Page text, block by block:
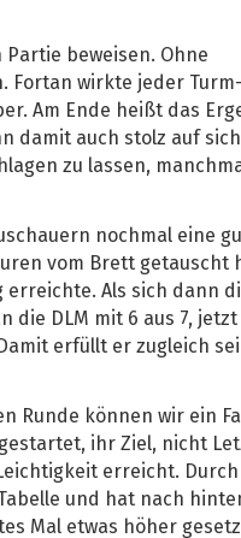
beweisen. Ohne
Fortan wirkte jeder
Am Ende heißt das
damit auch stolz auf
zu lassen,
nochmal eine
vom Brett getauscht
erreichte. Als sich dann
die DLM mit 6 aus 7,
erfüllt er zugleich
Runde können wir ein
ihr Ziel, nicht
erreicht. Durch
und hat nach
Mal etwas höher